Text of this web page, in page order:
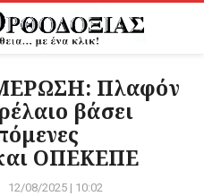
Πλαφόν
βάσει
ΟΠΕΚΕΠΕ
12/08/2025 | 10:02